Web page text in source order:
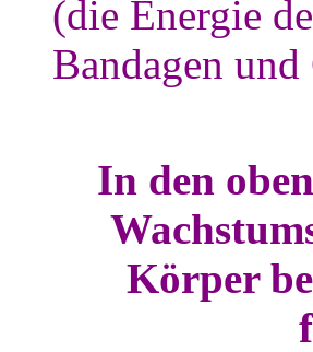
(die Energie
Bandagen
In den
Körper